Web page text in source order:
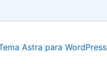
Astra para WordPress